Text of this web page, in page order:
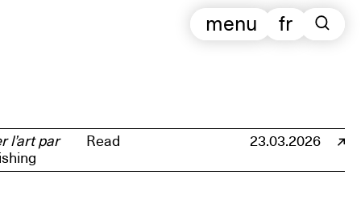
fr
menu
l’art par
Read 23.03.2026